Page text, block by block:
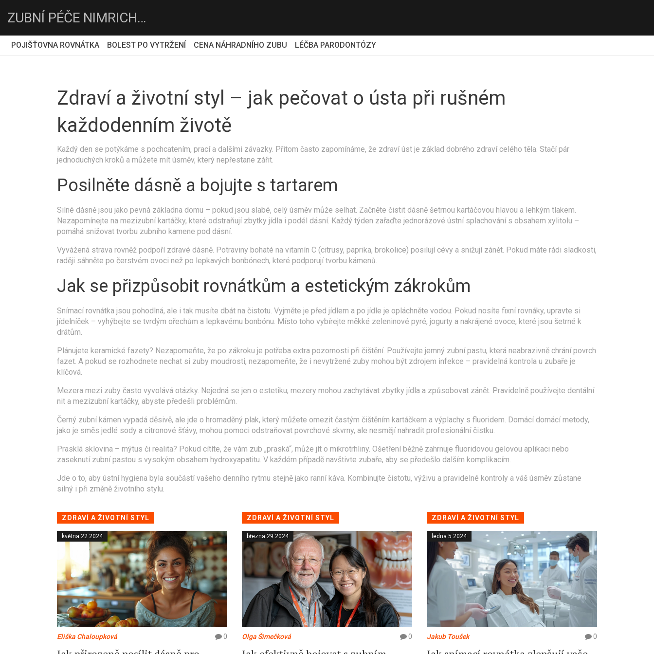
ZUBNÍ PÉČE NIMRICHTROVA-DENTEMA
POJIŠŤOVNA ROVNÁTKA BOLEST PO VYTRŽENÍ CENA NÁHRADNÍHO ZUBU LÉČBA PARODONTÓZY
Zdraví a životní styl – jak pečovat o ústa při rušném
každodenním životě
Každý den se potýkáme s pochcatením, prací a dalšími závazky. Přitom často zapomínáme, že zdraví úst je základ dobrého zdraví celého těla. Stačí pár
jednoduchých kroků a můžete mít úsměv, který nepřestane zářit.
Posilněte dásně a bojujte s tartarem
Silné dásně jsou jako pevná základna domu – pokud jsou slabé, celý úsměv může selhat. Začněte čistit dásně šetrnou kartáčovou hlavou a lehkým tlakem.
Nezapomínejte na mezizubní kartáčky, které odstraňují zbytky jídla i podél dásní. Každý týden zařaďte jednorázové ústní splachování s obsahem xylitolu –
pomáhá snižovat tvorbu zubního kamene pod dásní.
Vyvážená strava rovněž podpoří zdravé dásně. Potraviny bohaté na vitamín C (citrusy, paprika, brokolice) posilují cévy a snižují zánět. Pokud máte rádi sladkosti,
raději sáhněte po čerstvém ovoci než po lepkavých bonbónech, které podporují tvorbu kámenů.
Jak se přizpůsobit rovnátkům a estetickým zákrokům
Snímací rovnátka jsou pohodlná, ale i tak musíte dbát na čistotu. Vyjměte je před jídlem a po jídle je opláchněte vodou. Pokud nosíte fixní rovnáky, upravte si
jídelníček – vyhýbejte se tvrdým ořechům a lepkavému bonbónu. Místo toho vybírejte měkké zeleninové pyré, jogurty a nakrájené ovoce, které jsou šetrné k
drátům.
Plánujete keramické fazety? Nezapomeňte, že po zákroku je potřeba extra pozornosti při čištění. Používejte jemný zubní pastu, která neabrazivně chrání povrch
fazet. A pokud se rozhodnete nechat si zuby moudrosti, nezapomeňte, že i nevytržené zuby mohou být zdrojem infekce – pravidelná kontrola u zubaře je
klíčová.
Mezera mezi zuby často vyvolává otázky. Nejedná se jen o estetiku; mezery mohou zachytávat zbytky jídla a způsobovat zánět. Pravidelně používejte dentální
nit a mezizubní kartáčky, abyste předešli problémům.
Černý zubní kámen vypadá děsivě, ale jde o hromaděný plak, který můžete omezit častým čištěním kartáčkem a výplachy s fluoridem. Domácí domácí metody,
jako je směs jedlé sody a citronové šťávy, mohou pomoci odstraňovat povrchové skvrny, ale nesmějí nahradit profesionální čistku.
Prasklá sklovina – mýtus či realita? Pokud cítíte, že vám zub „praská“, může jít o mikrotrhliny. Ošetření běžně zahrnuje fluoridovou gelovou aplikaci nebo
zaseknutí zubní pastou s vysokým obsahem hydroxyapatitu. V každém případě navštivte zubaře, aby se předešlo dalším komplikacím.
Jde o to, aby ústní hygiena byla součástí vašeho denního rytmu stejně jako ranní káva. Kombinujte čistotu, výživu a pravidelné kontroly a váš úsměv zůstane
silný i při změně životního stylu.
ZDRAVÍ A ŽIVOTNÍ STYL
května 22 2024
Eliška Chaloupková 0
ZDRAVÍ A ŽIVOTNÍ STYL
března 29 2024
Olga Šimečková 0
ZDRAVÍ A ŽIVOTNÍ STYL
ledna 5 2024
Jakub Toušek 0